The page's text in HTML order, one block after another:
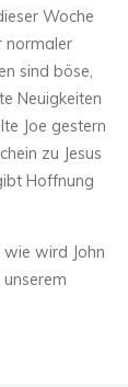
Woche
normaler
sind böse,
Neuigkeiten
Joe gestern
zu Jesus
Hoffnung
wie wird John